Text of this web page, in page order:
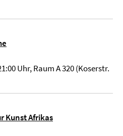
Uhr, Raum A 320 (Koserstr.
Kunst Afrikas